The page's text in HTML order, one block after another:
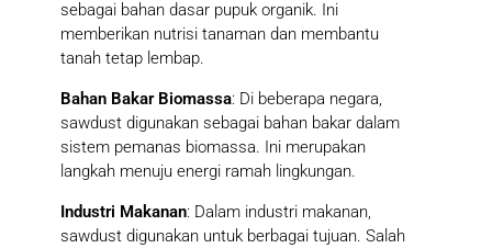
sebagai bahan dasar pupuk organik. Ini
memberikan nutrisi tanaman dan membantu
tanah tetap lembap.
Bahan Bakar Biomassa: Di beberapa negara,
sawdust digunakan sebagai bahan bakar dalam
sistem pemanas biomassa. Ini merupakan
langkah menuju energi ramah lingkungan.
Industri Makanan: Dalam industri makanan,
sawdust digunakan untuk berbagai tujuan. Salah